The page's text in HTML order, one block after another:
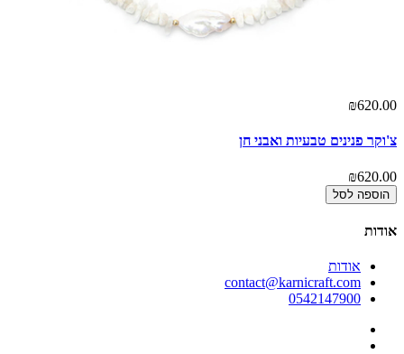
₪620.00
צ'וקר פנינים טבעיות ואבני חן
₪620.00
הוספה לסל
אודות
אודות
contact@karnicraft.com
0542147900